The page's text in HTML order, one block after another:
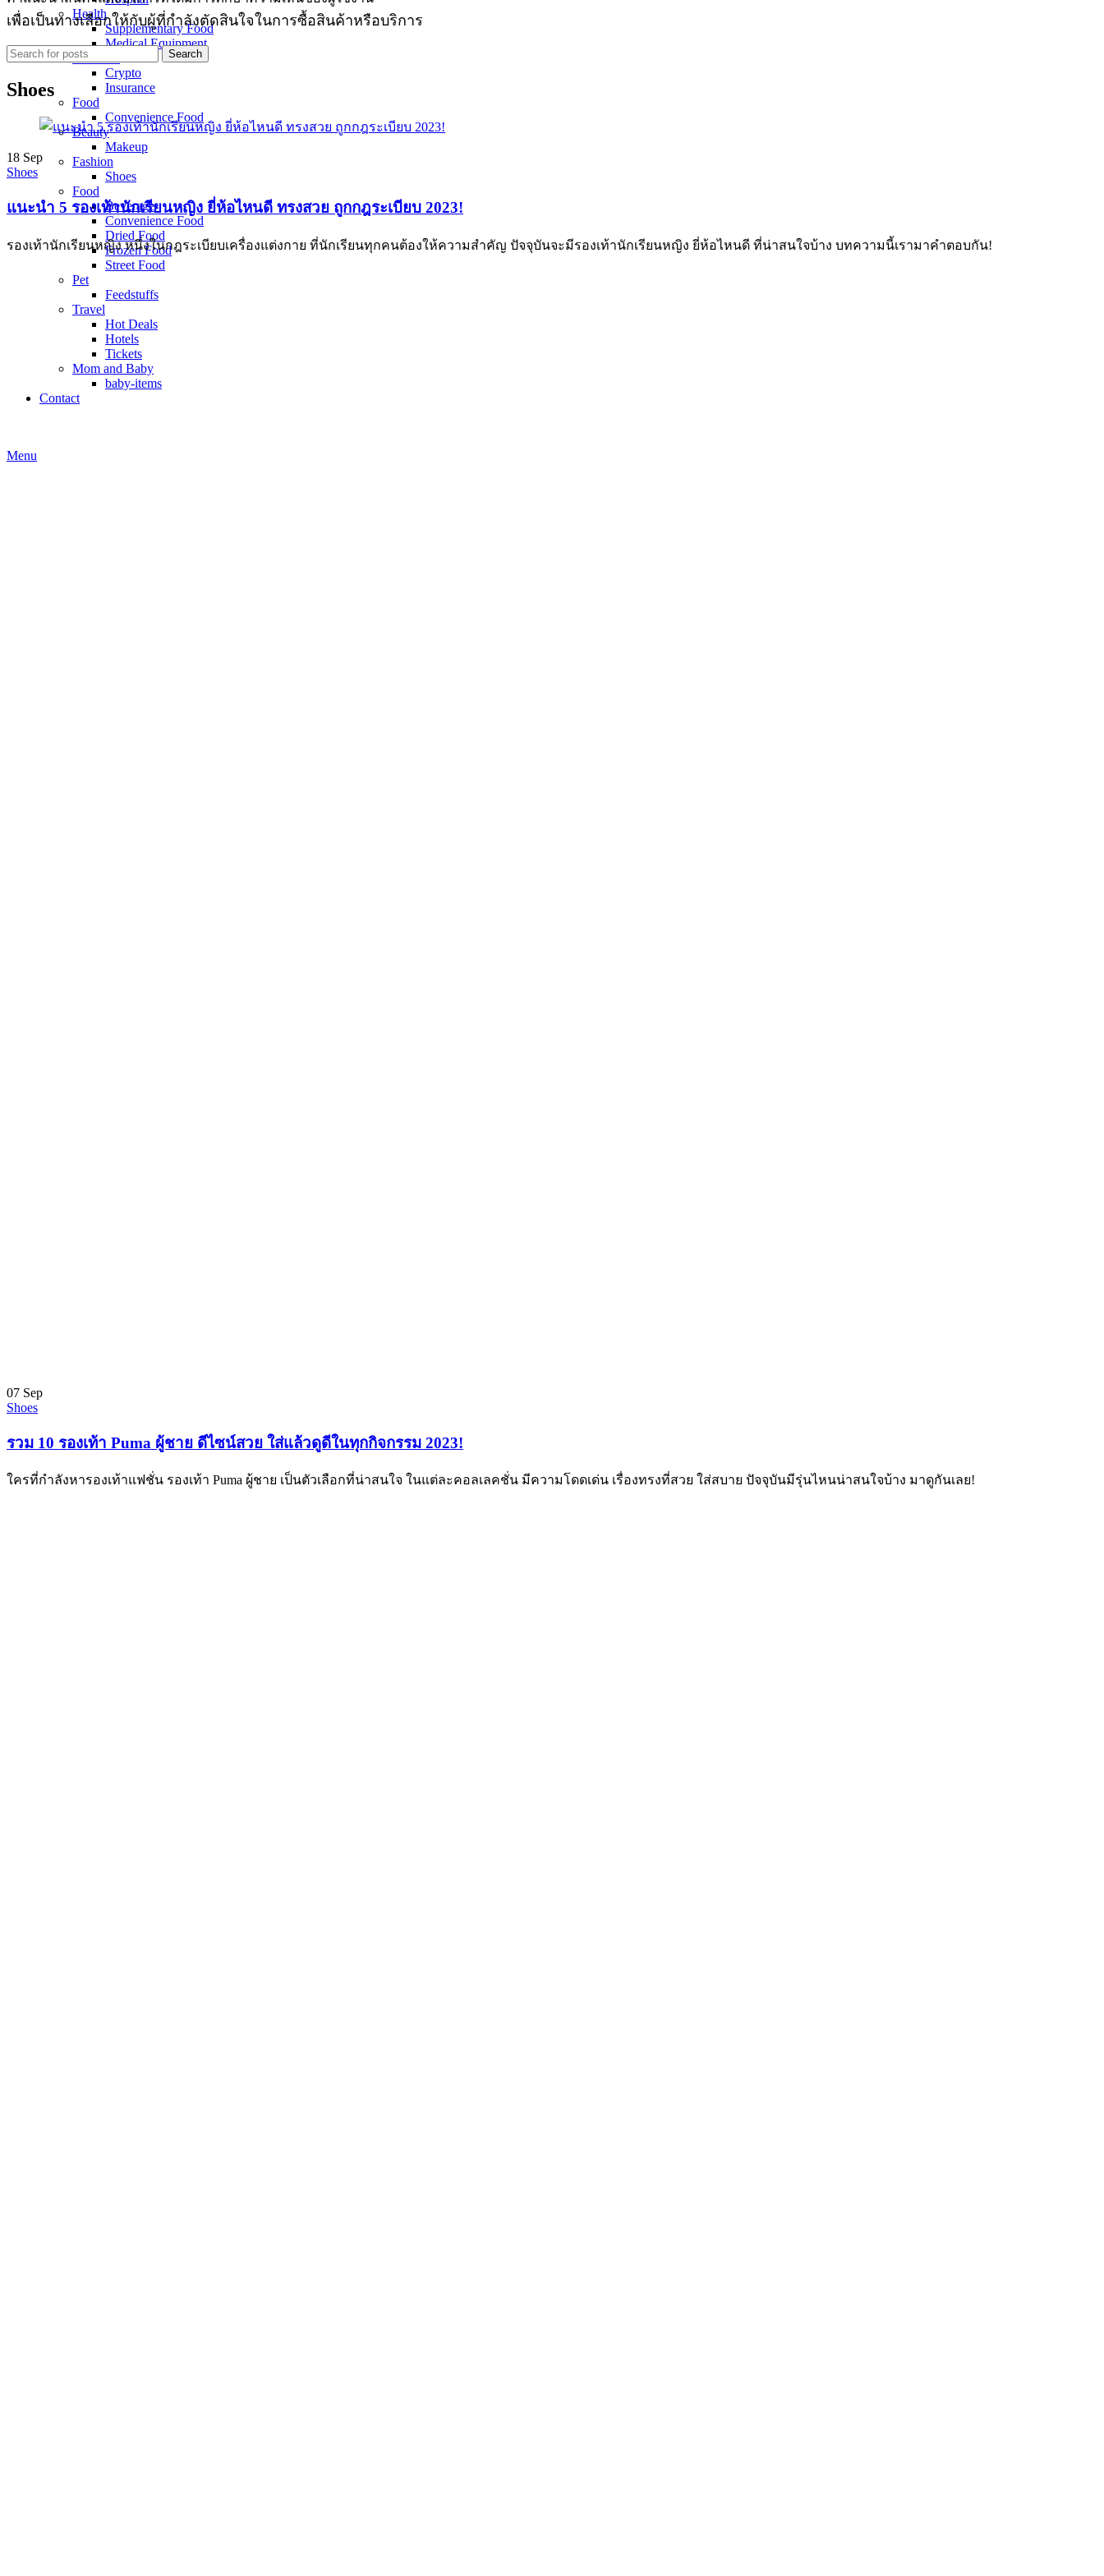
Health
Supplementary Food
Medical Equipment
Financial
Crypto
Insurance
Food
Convenience Food
Beauty
Makeup
Fashion
Shoes
Food
Beverage
Convenience Food
Dried Food
Frozen Food
Street Food
Pet
Feedstuffs
Travel
Hot Deals
Hotels
Tickets​
Mom and Baby
baby-items
Contact
Menu
เพื่อเป็นทางเลือกให้กับผู้ที่กำลังตัดสินใจในการซื้อสินค้าหรือบริการ
Search
Shoes
18 Sep
Shoes
แนะนำ 5 รองเท้านักเรียนหญิง ยี่ห้อไหนดี ทรงสวย ถูกกฎระเบียบ 2023!
รองเท้านักเรียนหญิง หนึ่งในกฎระเบียบเครื่องแต่งกาย ที่นักเรียนทุกคนต้องให้ความสำคัญ ปัจจุบันจะมีรองเท้านักเรียนหญิง ยี่ห้อไหนดี ที่น่าสนใจบ้าง บทความนี้เรามาคำตอบกัน!
07 Sep
Shoes
รวม 10 รองเท้า Puma ผู้ชาย ดีไซน์สวย ใส่แล้วดูดีในทุกกิจกรรม 2023!
ใครที่กำลังหารองเท้าแฟชั่น รองเท้า Puma ผู้ชาย เป็นตัวเลือกที่น่าสนใจ ในแต่ละคอลเลคชั่น มีความโดดเด่น เรื่องทรงที่สวย ใส่สบาย ปัจจุบันมีรุ่นไหนน่าสนใจบ้าง มาดูกันเลย!